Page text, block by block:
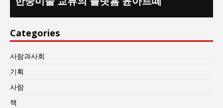
Categories
사람과사회
기획
사람
책